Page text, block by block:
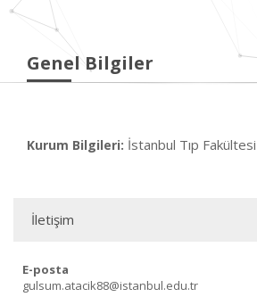
Genel Bilgiler
Kurum Bilgileri: İstanbul Tıp Fakültesi
İletişim
E-posta
gulsum.atacik88@istanbul.edu.tr